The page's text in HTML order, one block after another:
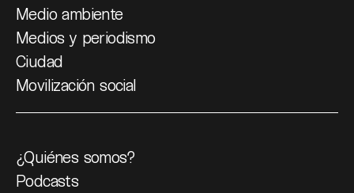
Medio ambiente
Medios y periodismo
Ciudad
Movilización social
¿Quiénes somos?
Podcasts